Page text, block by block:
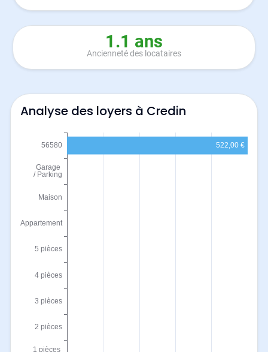
1.1 ans
Ancienneté des locataires
Analyse des loyers à Credin